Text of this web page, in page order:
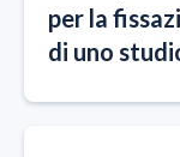
per la
di uno